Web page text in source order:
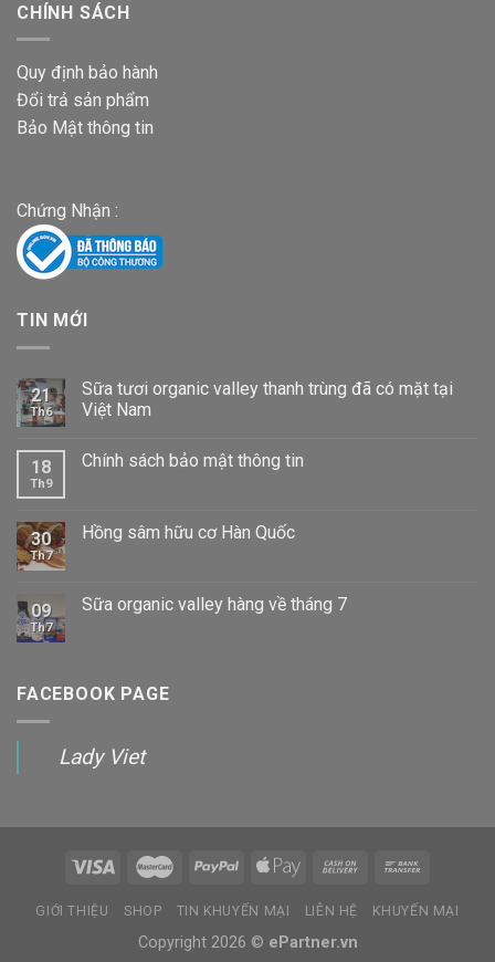
CHÍNH SÁCH
Quy định bảo hành
Đổi trả sản phẩm
Bảo Mật thông tin
Chứng Nhận :
TIN MỚI
21
Th6
Sữa tươi organic valley thanh trùng đã có mặt tại
Việt Nam
18
Th9
Chính sách bảo mật thông tin
30
Th7
Hồng sâm hữu cơ Hàn Quốc
09
Th7
Sữa organic valley hàng về tháng 7
FACEBOOK PAGE
Lady Viet
GIỚI THIỆU SHOP TIN KHUYẾN MẠI LIÊN HỆ KHUYẾN MẠI
Copyright 2026 © ePartner.vn